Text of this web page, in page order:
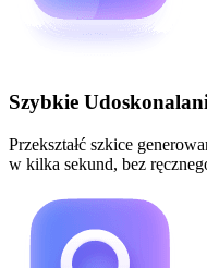
Szybkie
Przekształć szkice
w kilka sekund, bez